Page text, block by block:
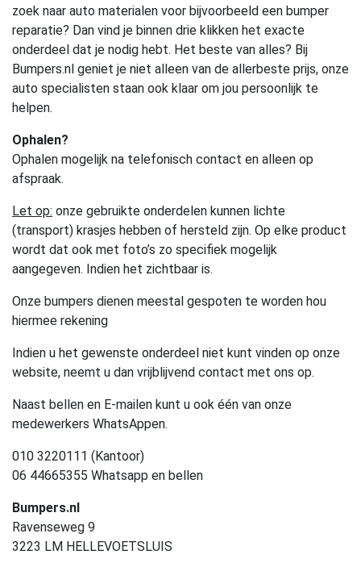
zoek naar auto materialen voor bijvoorbeeld een bumper
reparatie? Dan vind je binnen drie klikken het exacte
onderdeel dat je nodig hebt. Het beste van alles? Bij
Bumpers.nl geniet je niet alleen van de allerbeste prijs, onze
auto specialisten staan ook klaar om jou persoonlijk te
helpen.
Ophalen?
Ophalen mogelijk na telefonisch contact en alleen op
afspraak.
Let op: onze gebruikte onderdelen kunnen lichte
(transport) krasjes hebben of hersteld zijn. Op elke product
wordt dat ook met foto’s zo specifiek mogelijk
aangegeven. Indien het zichtbaar is.
Onze bumpers dienen meestal gespoten te worden hou
hiermee rekening
Indien u het gewenste onderdeel niet kunt vinden op onze
website, neemt u dan vrijblijvend contact met ons op.
Naast bellen en E-mailen kunt u ook één van onze
medewerkers WhatsAppen.
010 3220111 (Kantoor)
06 44665355 Whatsapp en bellen
Bumpers.nl
Ravenseweg 9
3223 LM HELLEVOETSLUIS